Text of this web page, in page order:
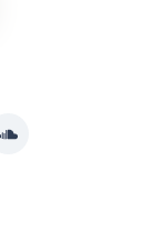
Soundcloud